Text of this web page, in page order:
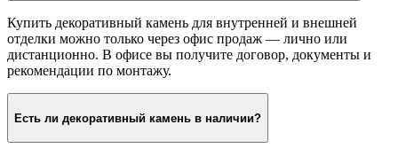
Купить декоративный камень для внутренней и внешней
отделки можно только через офис продаж — лично или
дистанционно. В офисе вы получите договор, документы и
рекомендации по монтажу.
Есть ли декоративный камень в наличии?